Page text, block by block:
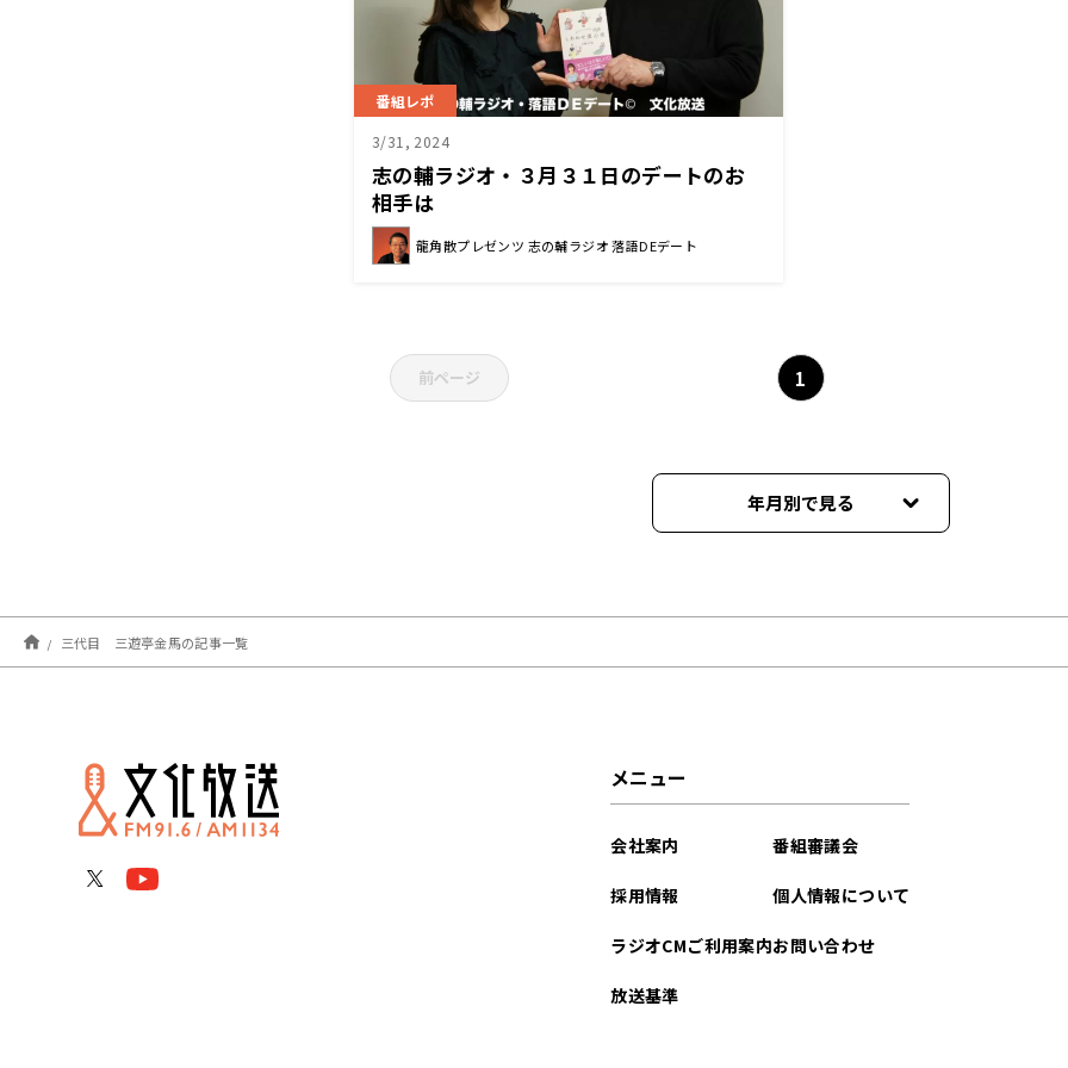
番組レポ
3/31, 2024
志の輔ラジオ・３月３１日のデートのお
相手は
龍角散プレゼンツ 志の輔ラジオ 落語DEデート
前ページ 1
年月別で見る
2025年05月
2025年02月
三代目 三遊亭金馬の記事一覧
メニュー
会社案内
採用情報
ラジオCMご利用案内
放送基準
番組審議会
個人情報について
お問い合わせ